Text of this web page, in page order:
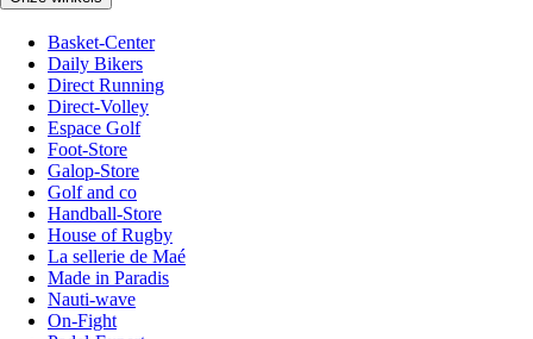
Basket-Center
Daily Bikers
Direct Running
Direct-Volley
Espace Golf
Foot-Store
Galop-Store
Golf and co
Handball-Store
House of Rugby
La sellerie de Maé
Made in Paradis
Nauti-wave
On-Fight